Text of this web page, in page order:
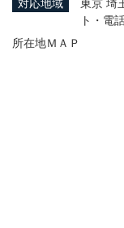
対応地域
東京 埼
ト・電
所在地ＭＡＰ